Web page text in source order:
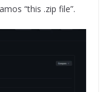
“this .zip file”.